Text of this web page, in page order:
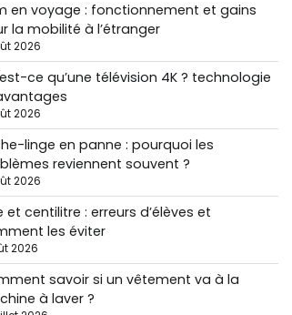
en voyage : fonctionnement et gains
la mobilité à l’étranger
2026
ce qu’une télévision 4K ? technologie
2026
linge en panne : pourquoi les
reviennent souvent ?
2026
et centilitre : erreurs d’élèves et
les éviter
2026
savoir si un vêtement va à la
à laver ?